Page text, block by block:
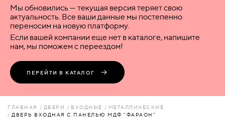
ВОРОТА
ПЕРЕГОРОДКИ
Мы обновились — текущая версия теряет свою
актуальность. Все ваши данные мы постепенно
переносим на новую платформу.
Если вашей компании еще нет в каталоге, напишите
нам, мы поможем с переездом!
ПЕРЕЙТИ В КАТАЛОГ
ГЛАВНАЯ ДВЕРИ ВХОДНЫЕ
МЕТАЛЛИЧЕСКИЕ
ДВЕРЬ ВХОДНАЯ С ПАНЕЛЬЮ МДФ "ФАРАОН"